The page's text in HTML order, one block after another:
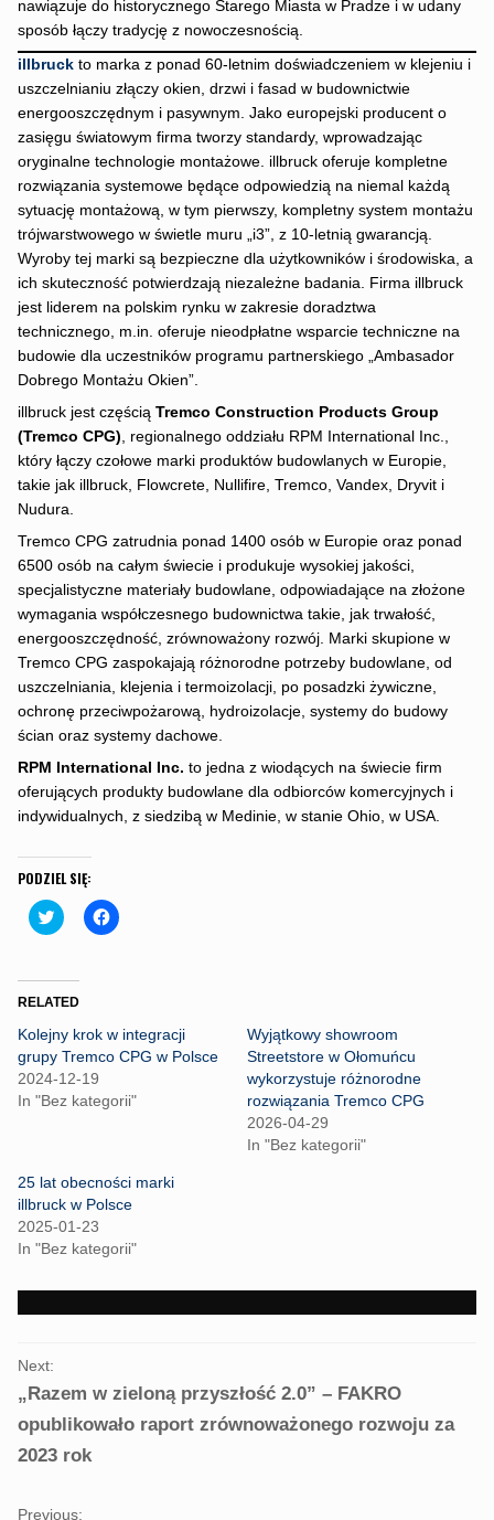
nawiązuje do historycznego Starego Miasta w Pradze i w udany
sposób łączy tradycję z nowoczesnością.
illbruck to marka z ponad 60-letnim doświadczeniem w klejeniu i
uszczelnianiu złączy okien, drzwi i fasad w budownictwie
energooszczędnym i pasywnym. Jako europejski producent o
zasięgu światowym firma tworzy standardy, wprowadzając
oryginalne technologie montażowe. illbruck oferuje kompletne
rozwiązania systemowe będące odpowiedzią na niemal każdą
sytuację montażową, w tym pierwszy, kompletny system montażu
trójwarstwowego w świetle muru „i3”, z 10-letnią gwarancją.
Wyroby tej marki są bezpieczne dla użytkowników i środowiska, a
ich skuteczność potwierdzają niezależne badania. Firma illbruck
jest liderem na polskim rynku w zakresie doradztwa
technicznego, m.in. oferuje nieodpłatne wsparcie techniczne na
budowie dla uczestników programu partnerskiego „Ambasador
Dobrego Montażu Okien”.
illbruck jest częściąTremco Construction Products Group
(Tremco CPG), regionalnego oddziału RPM International Inc.,
który łączy czołowe marki produktów budowlanych w Europie,
takie jak illbruck, Flowcrete, Nullifire, Tremco, Vandex, Dryvit i
Nudura.
Tremco CPG zatrudnia ponad 1400 osób w Europie oraz ponad
6500 osób na całym świecie i produkuje wysokiej jakości,
specjalistyczne materiały budowlane, odpowiadające na złożone
wymagania współczesnego budownictwa takie, jak trwałość,
energooszczędność, zrównoważony rozwój. Marki skupione w
Tremco CPG zaspokajają różnorodne potrzeby budowlane, od
uszczelniania, klejenia i termoizolacji, po posadzki żywiczne,
ochronę przeciwpożarową, hydroizolacje, systemy do budowy
ścian oraz systemy dachowe.
RPM International Inc. to jedna z wiodących na świecie firm
oferujących produkty budowlane dla odbiorców komercyjnych i
indywidualnych, z siedzibą w Medinie, w stanie Ohio, w USA.
PODZIEL SIĘ:
C
l
t
o
h
a
r
e
o
n
e
r
(
O
p
e
s
n
i
n
d
o
w
)
C
l
h
a
r
n
b
o
o
k
O
p
n
i
w
i
n
d
RELATED
Kolejny krok w integracji
grupy Tremco CPG w Polsce
2024-12-19
In "Bez kategorii"
Wyjątkowy showroom
Streetstore w Ołomuńcu
wykorzystuje różnorodne
rozwiązania Tremco CPG
2026-04-29
In "Bez kategorii"
25 lat obecności marki
illbruck w Polsce
2025-01-23
In "Bez kategorii"
PORTFOLIO
NAVIGATION
Previous:
Next:
„Razem w zieloną przyszłość 2.0” – FAKRO
opublikowało raport zrównoważonego rozwoju za
2023 rok